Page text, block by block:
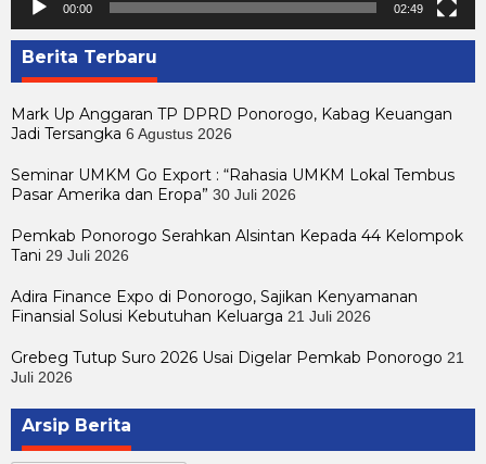
00:00 02:49
Berita Terbaru
Mark Up Anggaran TP DPRD Ponorogo, Kabag Keuangan
Jadi Tersangka 6 Agustus 2026
Seminar UMKM Go Export : “Rahasia UMKM Lokal Tembus
Pasar Amerika dan Eropa” 30 Juli 2026
Pemkab Ponorogo Serahkan Alsintan Kepada 44 Kelompok
Tani 29 Juli 2026
Adira Finance Expo di Ponorogo, Sajikan Kenyamanan
Finansial Solusi Kebutuhan Keluarga 21 Juli 2026
Grebeg Tutup Suro 2026 Usai Digelar Pemkab Ponorogo 21
Juli 2026
Arsip Berita